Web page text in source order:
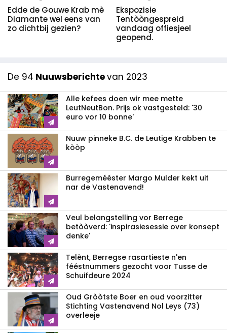
Edde de Gouwe Krab mè
Diamante wel eens van
zo dichtbij gezien?
Ekspozisie
Tentòòngespreid
vandaag offiesjeel
geopend.
De 94 Nuuwsberichtevan 2023
Alle kefees doen wir mee mette
LeutNeutBon. Prijs ok vastgesteld: '30
euro vor 10 bonne'
Nuuw pinneke B.C. de Leutige Krabben te
kòòp
Burregemééster Margo Mulder kekt uit
nar de Vastenavend!
Veul belangstelling vor Berrege
betòòverd: 'inspirasiesessie over konsept
denke'
Telènt, Berregse rasartieste n'en
fééstnummers gezocht voor Tusse de
Schuifdeure 2024
Oud Gròòtste Boer en oud voorzitter
Stichting Vastenavend Nol Leys (73)
overleeje